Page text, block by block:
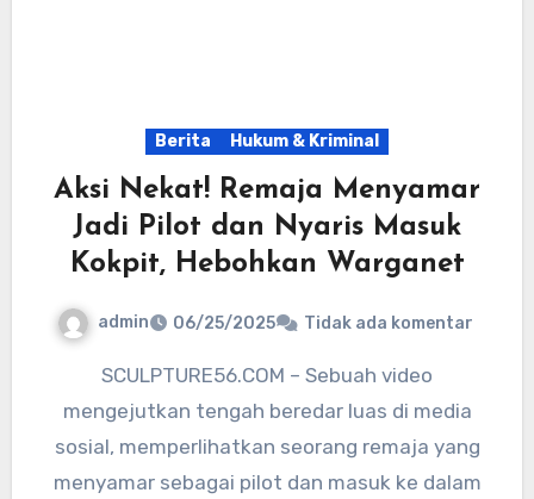
Berita Hukum & Kriminal
Aksi Nekat! Remaja Menyamar
Jadi Pilot dan Nyaris Masuk
Kokpit, Hebohkan Warganet
admin 06/25/2025 Tidak ada komentar
SCULPTURE56.COM – Sebuah video
mengejutkan tengah beredar luas di media
sosial, memperlihatkan seorang remaja yang
menyamar sebagai pilot dan masuk ke dalam